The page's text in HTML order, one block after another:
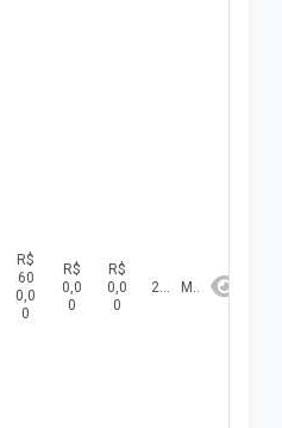
R$
60
0,0
0
R$
0,0
0
R$
0,0
0
2026 Maio